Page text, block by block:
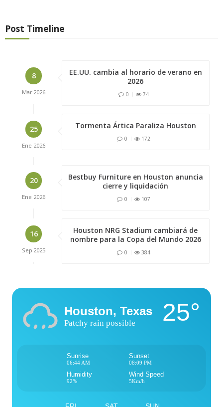
Post Timeline
8
Mar 2026
EE.UU. cambia al horario de verano en
2026
0 74
25
Ene 2026
Tormenta Ártica Paraliza Houston
0 172
20
Ene 2026
Bestbuy Furniture en Houston anuncia
cierre y liquidación
0 107
16
Sep 2025
Houston NRG Stadium cambiará de
nombre para la Copa del Mundo 2026
0 384
Houston, Texas
Patchy rain possible 25°
Sunrise
06:44 AM
Sunset
08:09 PM
Humidity
92%
Wind Speed
5Km/h